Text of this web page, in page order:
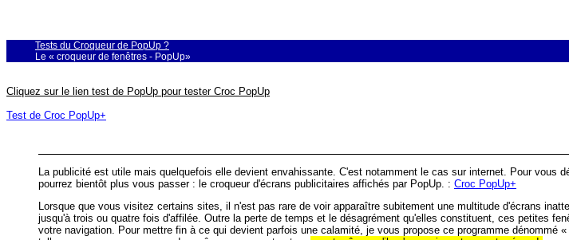
Tests du Croqueur de PopUp ?
Le « croqueur de fenêtres - PopUp»
Cliquez sur le lien test de PopUp pour tester Croc PopUp
Test de Croc PopUp+
La publicité est utile mais quelquefois elle devient envahissante. C'est notamment le cas sur internet. Pour
pourrez bientôt plus vous passer : le croqueur d'écrans publicitaires affichés par PopUp. : Croc PopUp+
Lorsque que vous visitez certains sites, il n'est pas rare de voir apparaître subitement une multitude d'écrans
jusqu'à trois ou quatre fois d'affilée. Outre la perte de temps et le désagrément qu'elles constituent, ces petites
votre navigation. Pour mettre fin à ce qui devient parfois une calamité, je vous propose ce programme dénommé «